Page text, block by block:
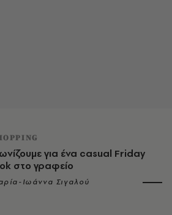
για ένα casual Friday
στο γραφείο
Ιωάννα Σιγαλού